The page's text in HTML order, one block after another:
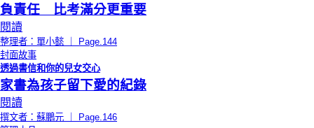
負責任 比考滿分更重要
閱讀
整理者：單小懿 ｜ Page.144
封面故事
透過書信和你的兒女交心
家書為孩子留下愛的紀錄
閱讀
撰文者：蘇鵬元 ｜ Page.146